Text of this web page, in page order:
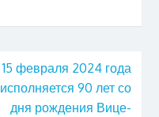
15 февраля 2024 года
исполняется 90 лет со
дня рождения Вице-